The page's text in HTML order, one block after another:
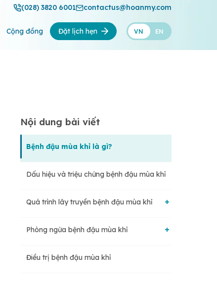
(028) 3820 6001 contactus@hoanmy.com
Cộng đồng Đặt lịch hẹn VN EN
Nội dung bài viết
Bệnh đậu mùa khỉ là gì?
Dấu hiệu và triệu chứng bệnh đậu mùa khỉ
Quá trình lây truyền bệnh đậu mùa khỉ
Vật chủ tự nhiên của virus đậu mùa khỉ
(vật mang mầm bệnh chính)
Phòng ngừa bệnh đậu mùa khỉ
Có một số biện pháp có thể được thực hiện
để ngăn ngừa nhiễm virus đậu mùa khỉ
Điều trị bệnh đậu mùa khỉ